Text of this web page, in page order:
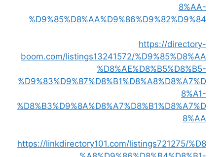
8%AA-
%D9%85%D8%AA%D9%86%D9%82%D9%84
https://directory-
boom.com/listings13241572/%D9%85%D8%AA
%D8%AE%D8%B5%D8%B5-
%D9%83%D9%87%D8%B1%D8%A8%D8%A7%D
8%A1-
%D8%B3%D9%8A%D8%A7%D8%B1%D8%A7%D
8%AA
https://linkdirectory101.com/listings721275/%D8